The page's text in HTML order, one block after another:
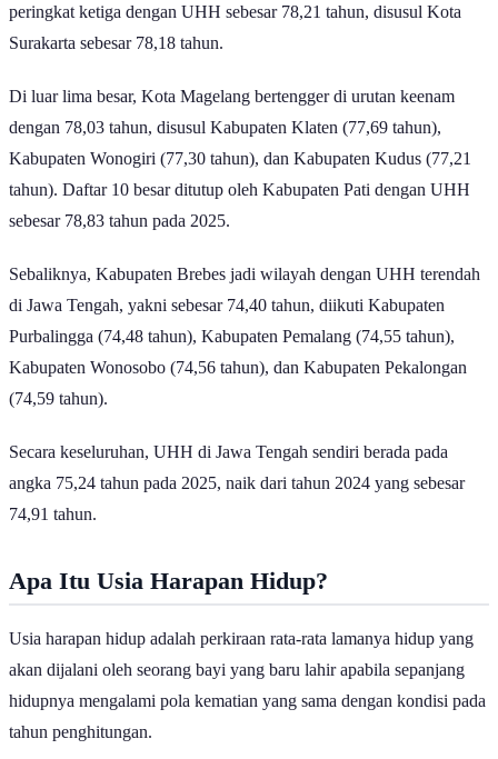
peringkat ketiga dengan UHH sebesar 78,21 tahun, disusul Kota
Surakarta sebesar 78,18 tahun.
Di luar lima besar, Kota Magelang bertengger di urutan keenam
dengan 78,03 tahun, disusul Kabupaten Klaten (77,69 tahun),
Kabupaten Wonogiri (77,30 tahun), dan Kabupaten Kudus (77,21
tahun). Daftar 10 besar ditutup oleh Kabupaten Pati dengan UHH
sebesar 78,83 tahun pada 2025.
Sebaliknya, Kabupaten Brebes jadi wilayah dengan UHH terendah
di Jawa Tengah, yakni sebesar 74,40 tahun, diikuti Kabupaten
Purbalingga (74,48 tahun), Kabupaten Pemalang (74,55 tahun),
Kabupaten Wonosobo (74,56 tahun), dan Kabupaten Pekalongan
(74,59 tahun).
Secara keseluruhan, UHH di Jawa Tengah sendiri berada pada
angka 75,24 tahun pada 2025, naik dari tahun 2024 yang sebesar
74,91 tahun.
Apa Itu Usia Harapan Hidup?
Usia harapan hidup adalah perkiraan rata-rata lamanya hidup yang
akan dijalani oleh seorang bayi yang baru lahir apabila sepanjang
hidupnya mengalami pola kematian yang sama dengan kondisi pada
tahun penghitungan.